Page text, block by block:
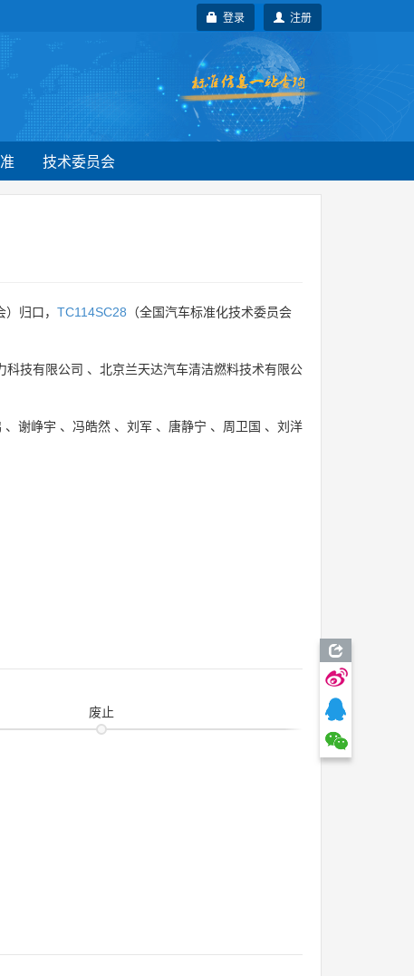
注册
登录
技术委员会
归口， TC114SC28 （全国汽车标准化技术委员会
科技有限公司 、 北京兰天达汽车清洁燃料技术有限公
、 谢峥宇 、 冯皓然 、 刘军 、 唐静宁 、 周卫国 、 刘洋
废止